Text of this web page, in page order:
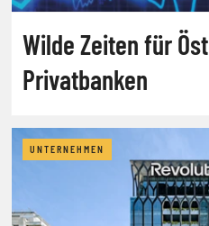
Wilde Zeiten für
Privatbanken
UNTERNEHMEN